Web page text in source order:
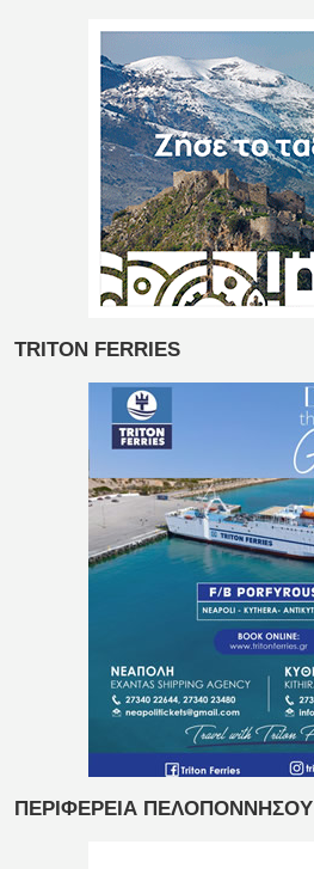
TRITON FERRIES
ΠΕΡΙΦΕΡΕΙΑ ΠΕΛΟΠΟΝΝΗΣΟΥ